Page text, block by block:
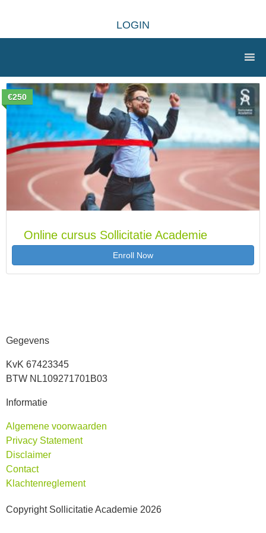
LOGIN
€250
Online cursus Sollicitatie Academie
Enroll Now
Gegevens
KvK 67423345
BTW NL109271701B03
Informatie
Algemene voorwaarden
Privacy Statement
Disclaimer
Contact
Klachtenreglement
Copyright Sollicitatie Academie 2026